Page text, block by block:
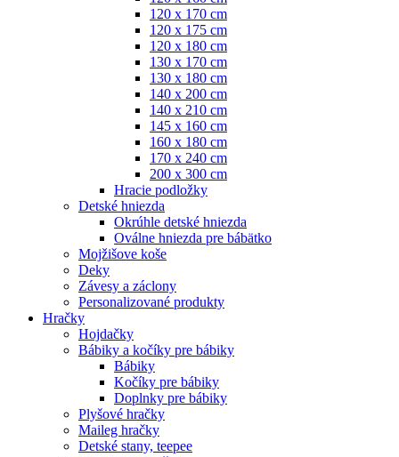
120 x 170 cm
120 x 175 cm
120 x 180 cm
130 x 170 cm
130 x 180 cm
140 x 200 cm
140 x 210 cm
145 x 160 cm
160 x 180 cm
170 x 240 cm
200 x 300 cm
Hracie podložky
Detské hniezda
Okrúhle detské hniezda
Oválne hniezda pre bábätko
Mojžišove koše
Deky
Závesy a záclony
Personalizované produkty
Hračky
Hojdačky
Bábiky a kočíky pre bábiky
Bábiky
Kočíky pre bábiky
Doplnky pre bábiky
Plyšové hračky
Maileg hračky
Detské stany, teepee